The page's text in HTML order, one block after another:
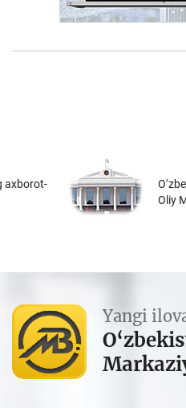
axborot-
Oliy
Yangi